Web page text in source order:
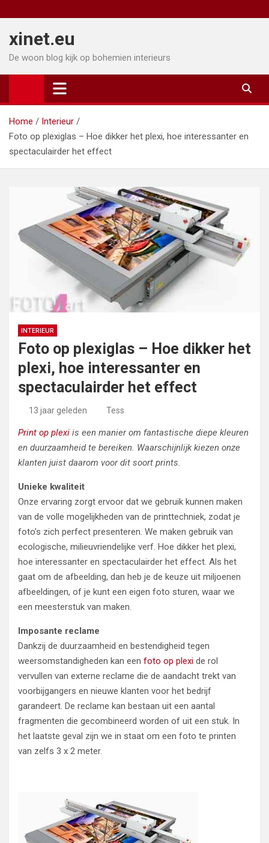
naar
inhoud
xinet.eu
De woon blog kijk op bohemien interieurs
Home
Interieur
Foto op plexiglas – Hoe dikker het plexi, hoe interessanter en
spectaculairder het effect
INTERIEUR
Foto op plexiglas – Hoe dikker het
plexi, hoe interessanter en
spectaculairder het effect
13 jaar geleden Tess
Print op plexi is een manier om fantastische diepe kleuren
en duurzaamheid te bereiken. Waarschijnlijk kiezen onze
klanten juist daarom voor dit soort prints.
Unieke kwaliteit
Onze ervaring zorgt ervoor dat we gebruik kunnen maken
van de volle mogelijkheden van de printtechniek, zodat je
foto’s zich perfect presenteren. We maken gebruik van
ecologische, milieuvriendelijke verf. Hoe dikker het plexi,
hoe interessanter en spectaculairder het effect. Als het
gaat om de afbeelding, dan heb je de keuze uit miljoenen
afbeeldingen, of je kunt een eigen foto sturen, waar we
een meesterstuk van maken.
Imposante reclame
Dankzij de duurzaamheid en bestendigheid tegen
weersomstandigheden kan een foto op plexi de rol
vervullen van externe reclame die de aandacht trekt van
voorbijgangers en nieuwe klanten voor het bedrijf
garandeert. De reclame kan bestaan uit een aantal
fragmenten die gecombineerd worden of uit een stuk. In
het laatste geval zijn we in staat om een foto te printen
van zelfs 3 x 2 meter.